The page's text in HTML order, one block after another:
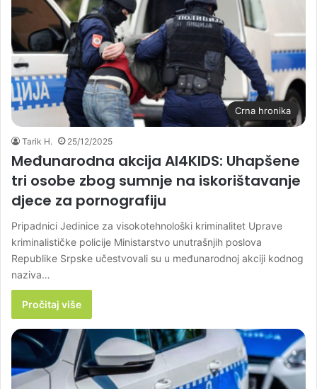
Crna hronika
Tarik H. 25/12/2025
Međunarodna akcija AI4KIDS: Uhapšene
tri osobe zbog sumnje na iskorištavanje
djece za pornografiju
Pripadnici Jedinice za visokotehnološki kriminalitet Uprave
kriminalističke policije Ministarstvo unutrašnjih poslova
Republike Srpske učestvovali su u međunarodnoj akciji kodnog
naziva…
Pročitaj više